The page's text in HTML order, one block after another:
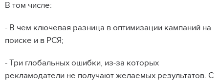
В том числе:
- В чем ключевая разница в оптимизации кампаний на
поиске и в РСЯ;
- Три глобальных ошибки, из-за которых
рекламодатели не получают желаемых результатов. С